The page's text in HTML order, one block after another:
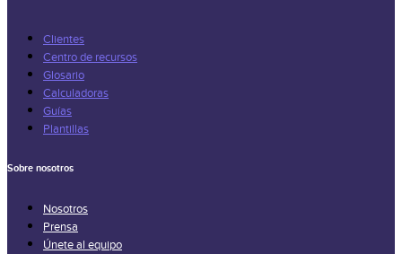
Clientes
Centro de recursos
Glosario
Calculadoras
Guías
Plantillas
Sobre nosotros
Nosotros
Prensa
Únete al equipo